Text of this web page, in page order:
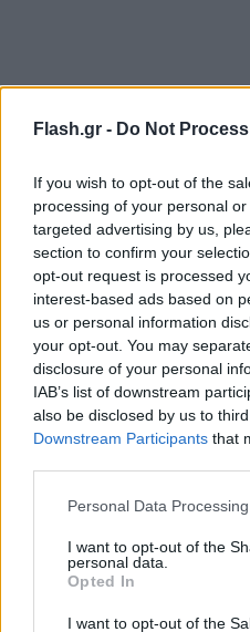
Flash.gr - Do Not
If you wish to opt-out of the
processing of your personal
targeted advertising by us,
section to confirm your
opt-out request is processed
interest-based ads based on
us or personal information
your opt-out. You may
disclosure of your personal
IAB’s list of downstream
also be disclosed by us to
Downstream Participants that
Please note that this website/
not limited to your visit or
grant or deny consent to
use your data for below
consent section.
Personal Data
I want to opt-out of the
personal data.
Opted In
I want to opt-out of the
FLASH FOCUS